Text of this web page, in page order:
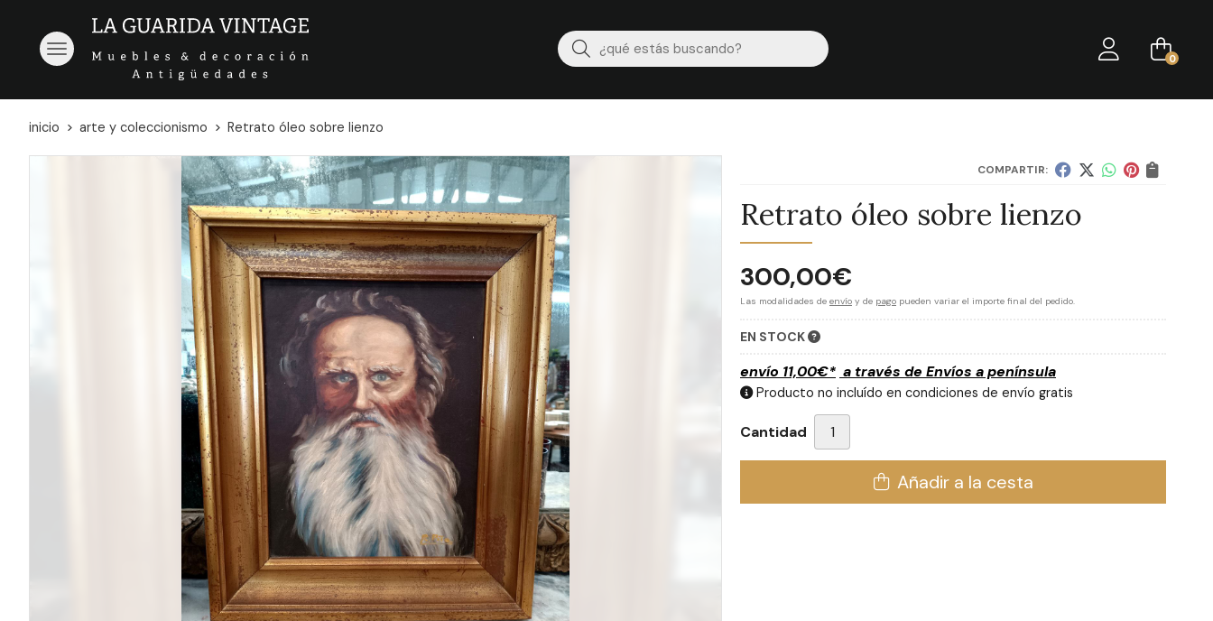
Buscar 0
inicio arte y coleccionismo Retrato óleo sobre lienzo
COMPARTIR:
Retrato óleo sobre lienzo
300,00€
Las modalidades de envío y de pago pueden variar el importe final del pedido.
EN STOCK
envío 11,00€* a través de Envíos a península
Producto no incluído en condiciones de envío gratis
Cantidad
Añadir a la cesta